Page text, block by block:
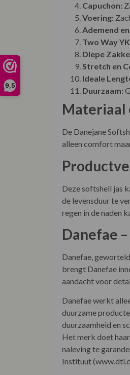
9,5
Capuchon:
Voering:
Ademend
Two Way
Diepe
Stretch en
Ideale
Duurzaam:
Materiaal
De Danejane
alleen comfort
Deze softshell jas
de levensduur te
regen in de naden
Danefae
Danefae,
brengt Danefae
aandacht voor
Danefae werkt
duurzame
duurzaamheid en
Het merk doet
naleving te
Instituut